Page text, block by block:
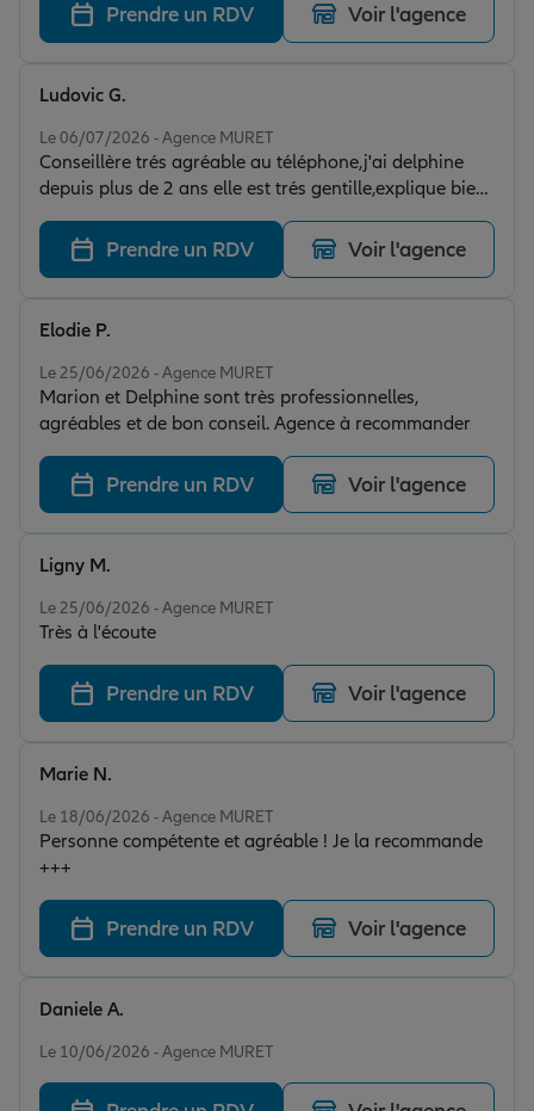
Prendre un RDV Voir l'agence
Le 06/07/2026 - Agence MURET
Conseillère trés agréable au téléphone,j'ai delphine
depuis plus de 2 ans elle est trés gentille,explique bien
les choses,prend le temps qu'il faus pour tout je n'est
rien a dire je suis trés satisfais je recommande cette
assurance
Ludovic G.
Prendre un RDV Voir l'agence
Le 25/06/2026 - Agence MURET
Marion et Delphine sont très professionnelles,
agréables et de bon conseil. Agence à recommander
Elodie P.
Prendre un RDV Voir l'agence
Le 25/06/2026 - Agence MURET
Très à l'écoute
Ligny M.
Prendre un RDV Voir l'agence
Le 18/06/2026 - Agence MURET
Personne compétente et agréable ! Je la recommande
+++
Marie N.
Prendre un RDV Voir l'agence
Le 10/06/2026 - Agence MURET
Daniele A.